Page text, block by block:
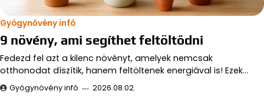
Gyógynővény infó
9 növény, ami segíthet feltöltődni
Fedezd fel azt a kilenc növényt, amelyek nemcsak
otthonodat díszítik, hanem feltöltenek energiával is! Ezek…
Gyógynövény infó 2026.08.02.